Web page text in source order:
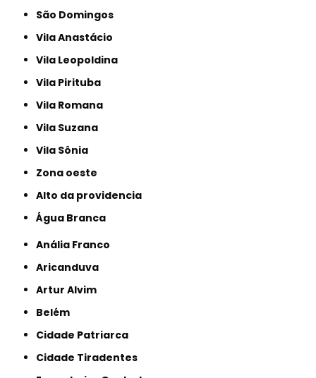
São Domingos
Vila Anastácio
Vila Leopoldina
Vila Pirituba
Vila Romana
Vila Suzana
Vila Sônia
Zona oeste
alto da providencia
Água Branca
Anália Franco
Aricanduva
Artur Alvim
Belém
Cidade Patriarca
Cidade Tiradentes